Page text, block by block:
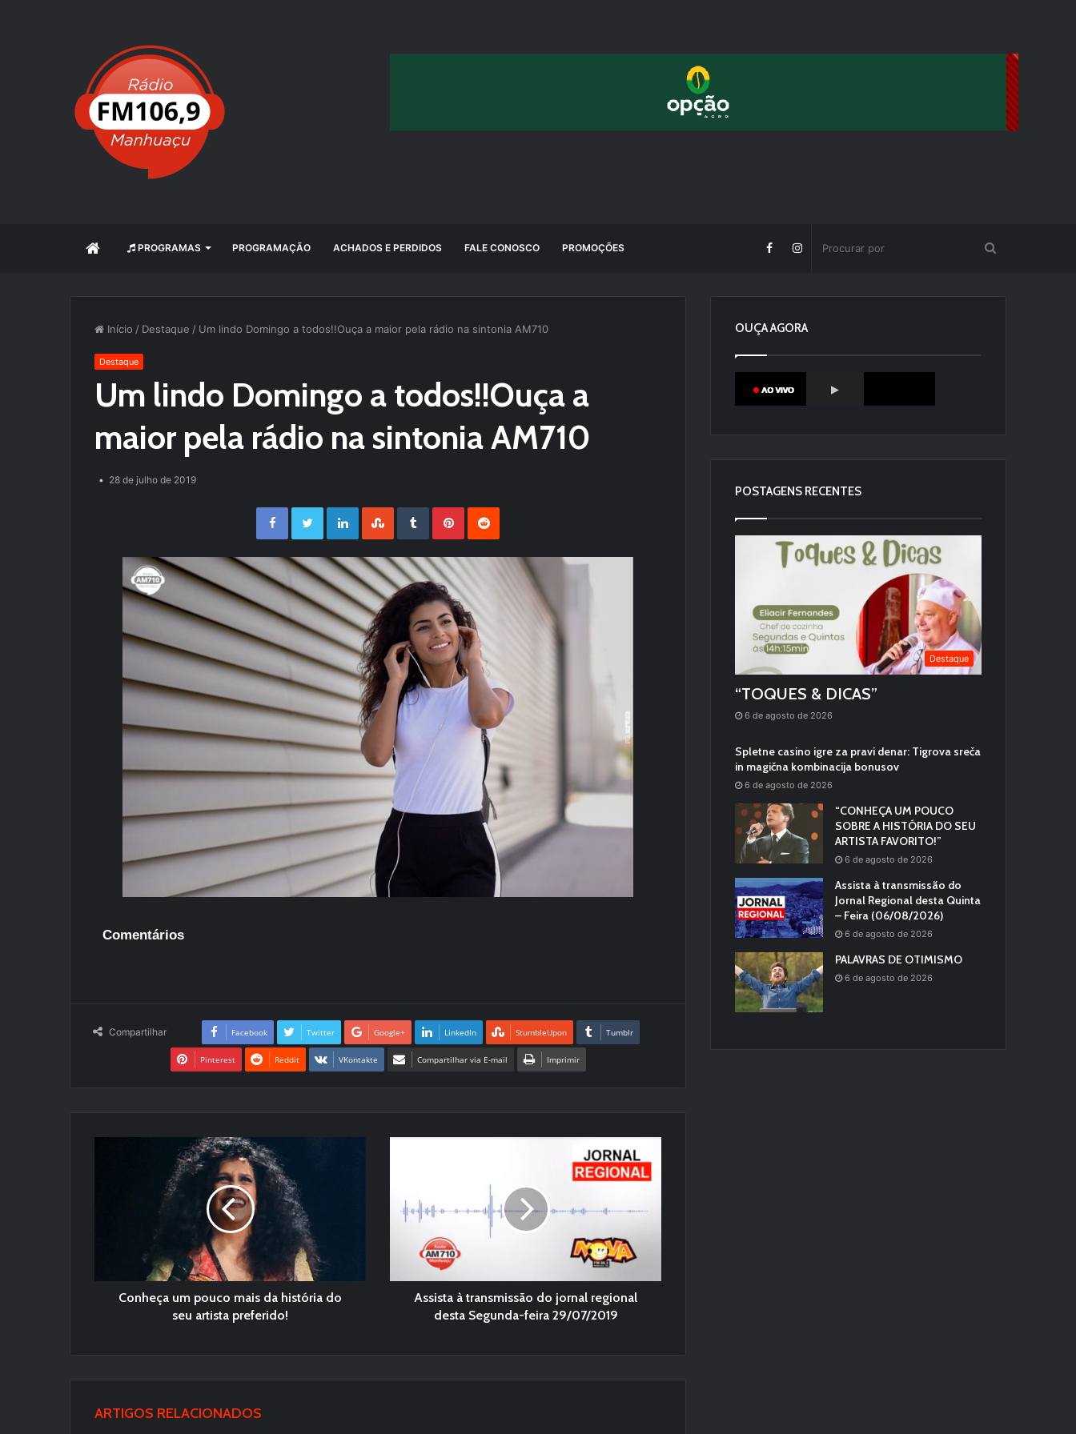
INÍCIO PROGRAMAS PROGRAMAÇÃO ACHADOS E PERDIDOS FALE CONOSCO PROMOÇÕES
Início / Destaque / Um lindo Domingo a todos!!Ouça a maior pela rádio na sintonia AM710
Destaque
Um lindo Domingo a todos!!Ouça a
maior pela rádio na sintonia AM710
28 de julho de 2019
Facebook Twitter LinkedIn StumbleUpon Tumblr Pinterest
Comentários
Compartilhar Facebook Twitter Google+ LinkedIn StumbleUpon Tumblr
Pinterest Reddit VKontakte Compartilhar via E-mail Imprimir
Conheça um pouco mais da história do
seu artista preferido!
Assista à transmissão do jornal regional
desta Segunda-feira 29/07/2019
ARTIGOS RELACIONADOS
OUÇA AGORA
POSTAGENS RECENTES
Destaque
“TOQUES & DICAS”
6 de agosto de 2026
Spletne casino igre za pravi denar: Tigrova sreča
in magična kombinacija bonusov
6 de agosto de 2026
“CONHEÇA UM POUCO
SOBRE A HISTÓRIA DO SEU
ARTISTA FAVORITO!”
6 de agosto de 2026
Assista à transmissão do
Jornal Regional desta Quinta
– Feira (06/08/2026)
6 de agosto de 2026
PALAVRAS DE OTIMISMO
6 de agosto de 2026